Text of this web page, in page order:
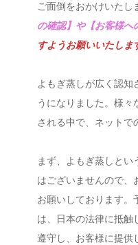
ご面倒をおかけいたし
の確認】や【お客様へ
すようお願いいたしま
よもぎ蒸しが広く認知
うになりました。様々
される中で、ネットで
まず、よもぎ蒸しと
はございませんので、
お願いしております。
は、日本の法律に抵触
遵守し、お客様に提供